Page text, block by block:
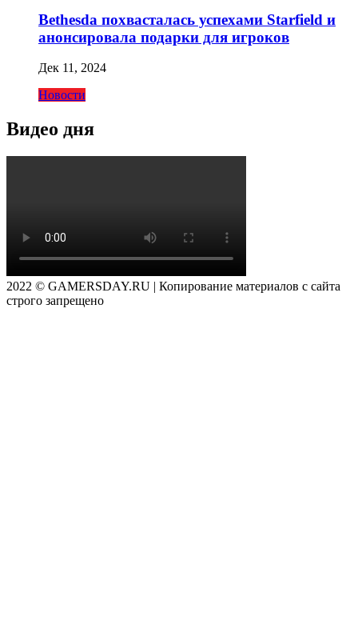
Bethesda похвасталась успехами Starfield и
анонсировала подарки для игроков
Дек 11, 2024
Новости
Видео дня
2022 © GAMERSDAY.RU | Копирование материалов с сайта
строго запрещено